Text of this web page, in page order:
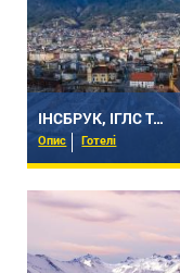
ІНСБРУК, ІГЛС ТА ОКОЛИЦІ
Опис Готелі